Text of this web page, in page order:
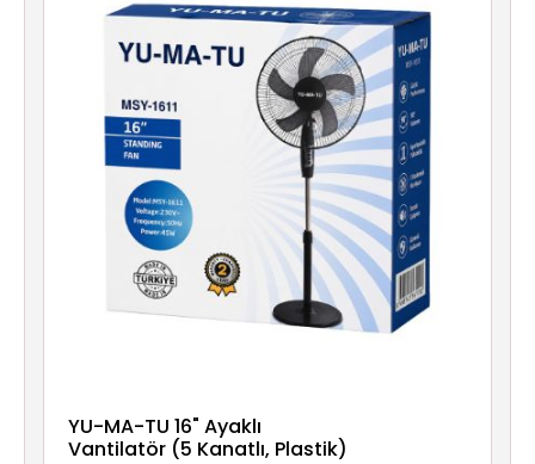
YU-MA-TU 16" Ayaklı
Vantilatör (5 Kanatlı, Plastik)